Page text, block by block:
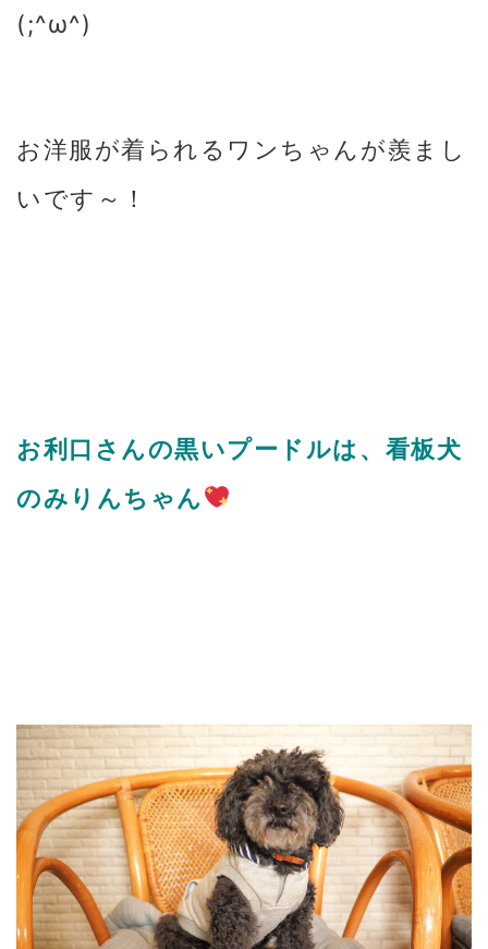
(;^ω^)
お洋服が着られるワンちゃんが羨まし
いです～！
お利口さんの黒いプードルは、看板犬
のみりんちゃん